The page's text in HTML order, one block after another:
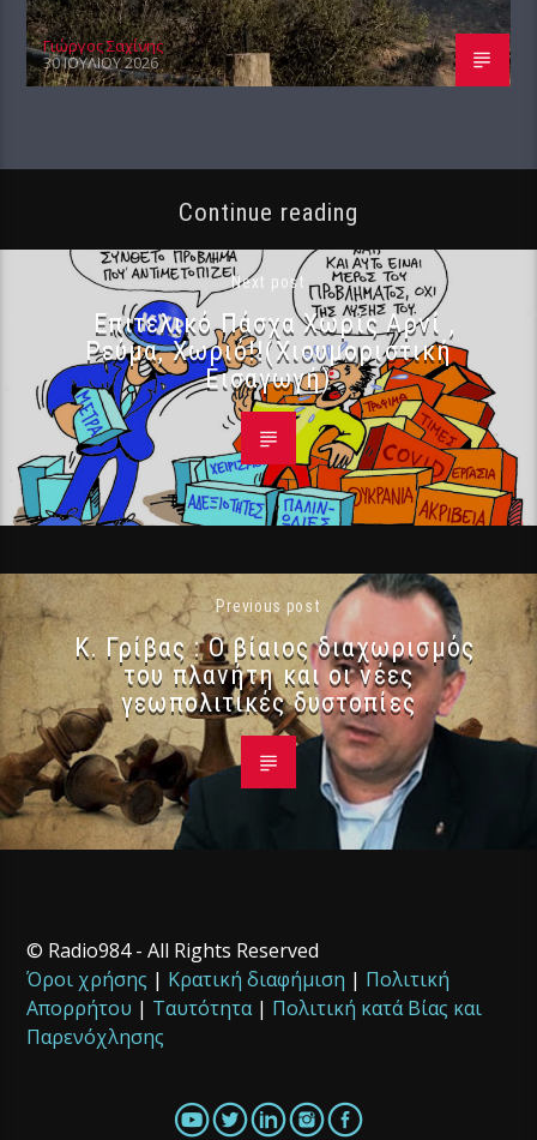
Γιώργος Σαχίνης
30 ΙΟΥΛΊΟΥ 2026
Continue reading
Next post
Επιτελικό Πάσχα Χωρίς Αρνί ,
Ρεύμα, Χωριό!!(Χιουμοριστική
Εισαγωγή)
Previous post
Κ. Γρίβας : Ο βίαιος διαχωρισμός
του πλανήτη και οι νέες
γεωπολιτικές δυστοπίες
© Radio984 - All Rights Reserved
Όροι χρήσης | Κρατική διαφήμιση | Πολιτική
Απορρήτου | Ταυτότητα| Πολιτική κατά Βίας και
Παρενόχλησης